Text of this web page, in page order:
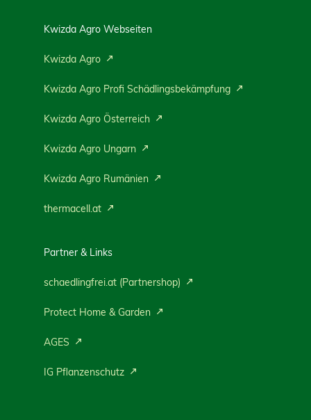
Kwizda Agro Webseiten
Kwizda Agro
Kwizda Agro Profi Schädlingsbekämpfung
Kwizda Agro Österreich
Kwizda Agro Ungarn
Kwizda Agro Rumänien
thermacell.at
Partner & Links
schaedlingfrei.at (Partnershop)
Protect Home & Garden
AGES
IG Pflanzenschutz